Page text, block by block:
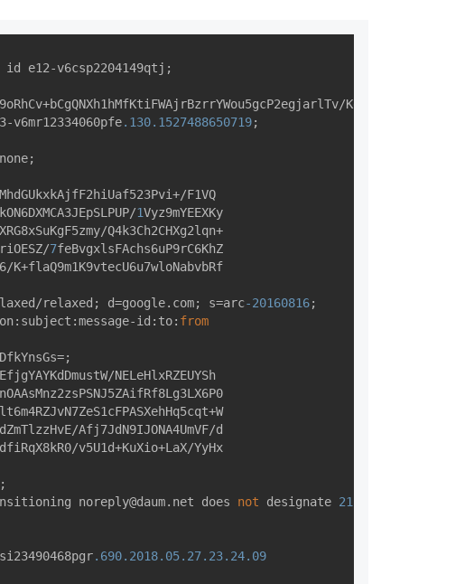
id e12-v6csp2204149qtj;
Kef9
v6mr12334060pfe.130.1527488650719;
F1VQ
1Vyz9mYEEXKy
Q4k3Ch2CHXg2lqn+
7feBvgxlsFAchs6uP9rC6KhZ
K+flaQ9m1K9vtecU6u7wloNabvbRf
relaxed; d=google.com; s=arc-20160816;
id:to:
from
NELeHlxRZEUYSh
Afj7JdN9IJONA4UmVF/d
v5U1d+KuXio+LaX/YyHx
noreply@daum.net does not designate 211.56
.690.2018.05.27.23.24.09